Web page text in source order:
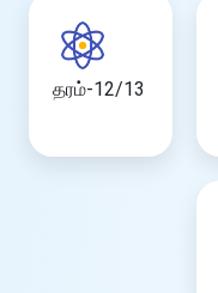
தரம்-12/13